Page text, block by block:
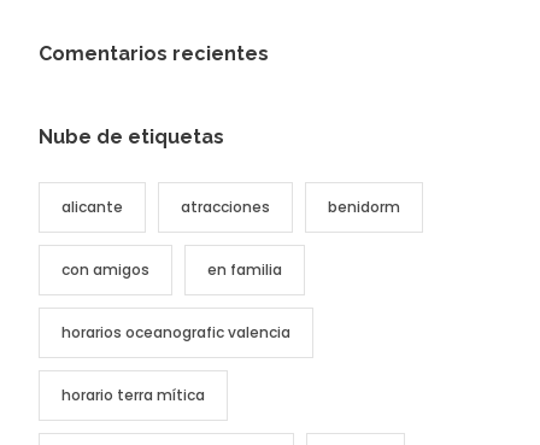
Comentarios recientes
Nube de etiquetas
alicante atracciones benidorm
con amigos en familia
horarios oceanografic valencia
horario terra mítica